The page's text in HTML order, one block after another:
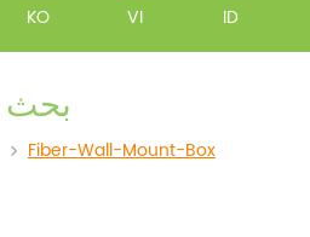
KO VI ID
بحث
Fiber-Wall-Mount-Box